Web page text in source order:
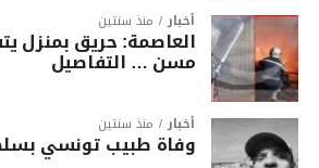
أخبار منذ سنتين
العاصمة: حريق بمنزل
مسن … التفاصيل
أخبار منذ سنتين
وفاة طبيب تونسي